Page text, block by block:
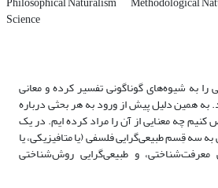
Science
را به شیوه‌‌های گوناگونی تفسیر کرده و معانی
به همین دلیل پیش از ورود به هر بحثی درباره
چه معنایی از آن را مراد کرده ایم. در یک
سه قِسم ‌طبیعی‌گرایی فلسفی (یا متافیزیکی، یا
معرفت‌شناختی، و ‌طبیعی‌گرایی روش‌شناختی